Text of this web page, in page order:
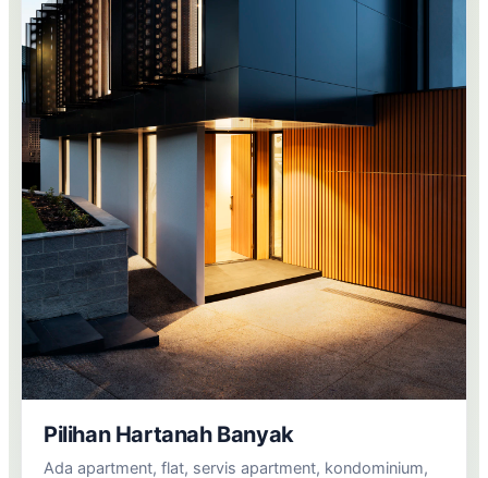
Pilihan Hartanah Banyak
Ada apartment, flat, servis apartment, kondominium,